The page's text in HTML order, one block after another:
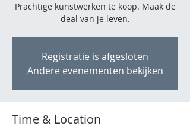
Prachtige kunstwerken te koop. Maak de
deal van je leven.
Registratie is afgesloten
Andere evenementen bekijken
Time & Location